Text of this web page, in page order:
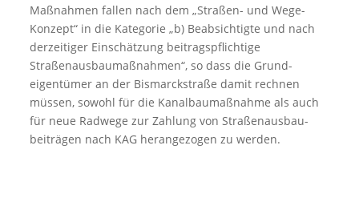
Maßnahmen fallen nach dem „Straßen- und Wege-
Konzept“ in die Kategorie „b) Beabsichtigte und nach
derzeitiger Einschätzung beitragspflichtige
Straßenausbaumaßnahmen“, so dass die Grund­
eigentümer an der Bismarckstraße damit rechnen
müssen, sowohl für die Kanalbaumaßnahme als auch
für neue Radwege zur Zahlung von Straßen­aus­bau­
beiträgen nach KAG herangezogen zu werden.